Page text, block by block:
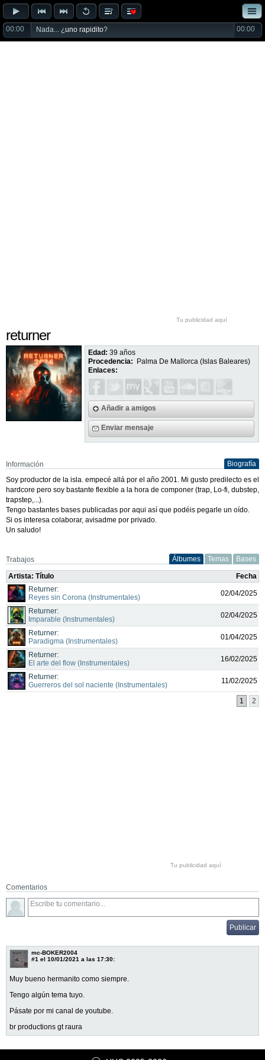
00:00 Nada... ¿uno rapidito? 00:00
Tu publicidad aquí
returner
Edad: 39 años
Procedencia:
Palma De Mallorca (Islas Baleares)
Enlaces:
Añadir a amigos
Enviar mensaje
Información
Biografía
Soy productor de la isla. empecé allá por el año 2001. Mi gusto predilecto es el
hardcore pero soy bastante flexible a la hora de componer (trap, Lo-fi, dubstep,
trapstep,...).
Tengo bastantes bases publicadas por aqui así que podéis pegarle un oído.
Si os interesa colaborar, avisadme por privado.
Un saludo!
Trabajos Álbumes Temas Bases
Artista: Título
Fecha
Returner:
Reyes sin Corona (Instrumentales)
02/04/2025
Returner:
Imparable (Instrumentales)
02/04/2025
Returner:
Paradigma (Instrumentales)
01/04/2025
Returner:
El arte del flow (Instrumentales)
16/02/2025
Returner:
Guerreros del sol naciente (Instrumentales)
11/02/2025
1 2
Tu publicidad aquí
Comentarios
mc-BOKER2004
#1 el 10/01/2021 a las 17:30:
Muy bueno hermanito como siempre.
Tengo algún tema tuyo.
Pásate por mi canal de youtube.
br productions gt raura